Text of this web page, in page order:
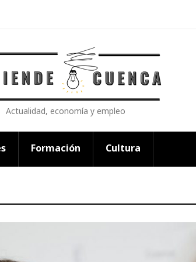
Actualidad, economía y empleo
Formación Cultura